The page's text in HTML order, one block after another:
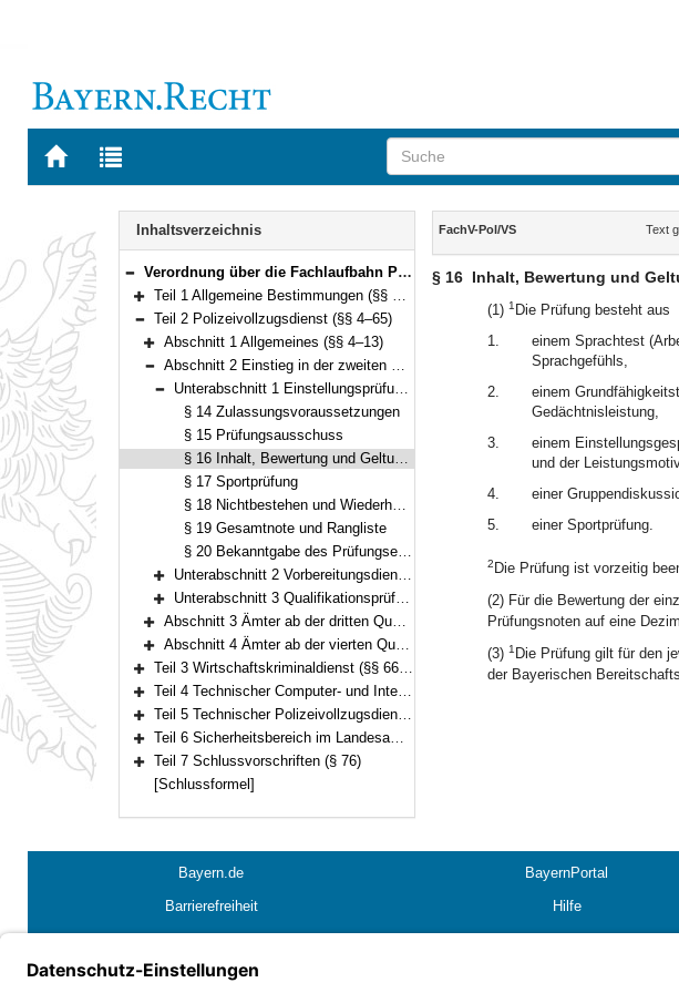
Zur
BAYERN.RECHT
Zur
letzten
Navigation
Inhaltsverzeichnis
Bereich reduzieren
Verordnung über die Fachlaufbahn Polizei und Verfassungsschutz (FachV-Pol/VS) Vom 9. Dezember 2010 (GVBl. S. 821; 2011 S. 36) BayRS 2030-2-2-I (§§ 1–76)
Bereich erweitern
Teil 1 Allgemeine Bestimmungen (§§ 1–3)
Bereich reduzieren
Teil 2 Polizeivollzugsdienst (§§ 4–65)
Bereich erweitern
Abschnitt 1 Allgemeines (§§ 4–13)
Bereich reduzieren
Abschnitt 2 Einstieg in der zweiten Qualifikationsebene (§§ 14–36)
Bereich reduzieren
Unterabschnitt 1 Einstellungsprüfung (§§ 14–20)
§ 14 Zulassungsvoraussetzungen
§ 15 Prüfungsausschuss
§ 16 Inhalt, Bewertung und Geltungsdauer
§ 17 Sportprüfung
§ 18 Nichtbestehen und Wiederholung
§ 19 Gesamtnote und Rangliste
§ 20 Bekanntgabe des Prüfungsergebnisses
Bereich erweitern
Unterabschnitt 2 Vorbereitungsdienst (§§ 21–26)
Bereich erweitern
Unterabschnitt 3 Qualifikationsprüfung (§§ 27–36)
Bereich erweitern
Abschnitt 3 Ämter ab der dritten Qualifikationsebene (§§ 37–58)
Bereich erweitern
Abschnitt 4 Ämter ab der vierten Qualifikationsebene (§§ 59–65)
Bereich erweitern
Teil 3 Wirtschaftskriminaldienst (§§ 66–68a)
Bereich erweitern
Teil 4 Technischer Computer- und Internetkriminaldienst (§§ 69–71a)
Bereich erweitern
Teil 5 Technischer Polizeivollzugsdienst (§§ 72–74a)
Bereich erweitern
Teil 6 Sicherheitsbereich im Landesamt für Verfassungsschutz (§§ 75–75a)
Bereich erweitern
Teil 7 Schlussvorschriften (§ 76)
[Schlussformel]
Inhalt
FachV-Pol/VS Text
§ 16 Inhalt, Bewertung und
(1) 1 Die Prüfung besteht aus
1.
einem Sprachtest
Sprachgefühls,
2.
einem
Gedächtnisleistung,
3.
einem
und der
4.
einer
5.
einer Sportprüfung.
2 Die Prüfung ist vorzeitig
(2) Für die Bewertung der
Prüfungsnoten auf eine
(3) 1 Die Prüfung gilt für den
der Bayerischen
Bayern.de BayernPortal
Barrierefreiheit
Hilfe